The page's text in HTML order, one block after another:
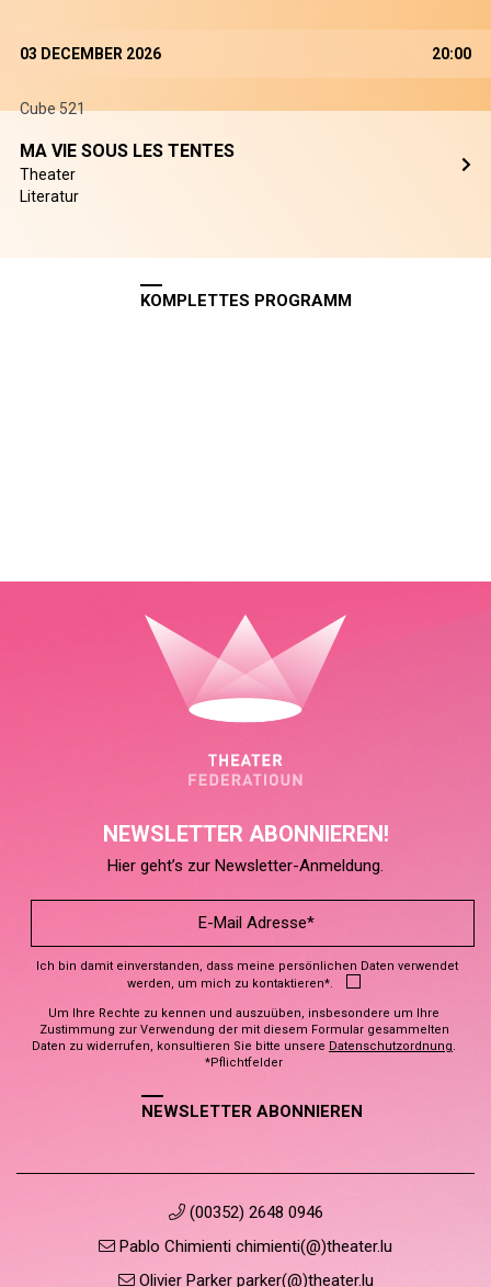
03 DECEMBER 2026 20:00
Cube 521
MA VIE SOUS LES TENTES
Theater
Literatur
KOMPLETTES PROGRAMM
NEWSLETTER ABONNIEREN!
Hier geht’s zur Newsletter-Anmeldung.
Ich bin damit einverstanden, dass meine persönlichen Daten verwendet
werden, um mich zu kontaktieren*.
Um Ihre Rechte zu kennen und auszuüben, insbesondere um Ihre
Zustimmung zur Verwendung der mit diesem Formular gesammelten
Daten zu widerrufen, konsultieren Sie bitte unsere Datenschutzordnung.
*Pflichtfelder
NEWSLETTER ABONNIEREN
(00352) 2648 0946
Pablo Chimienti chimienti(@)theater.lu
Olivier Parker parker(@)theater.lu